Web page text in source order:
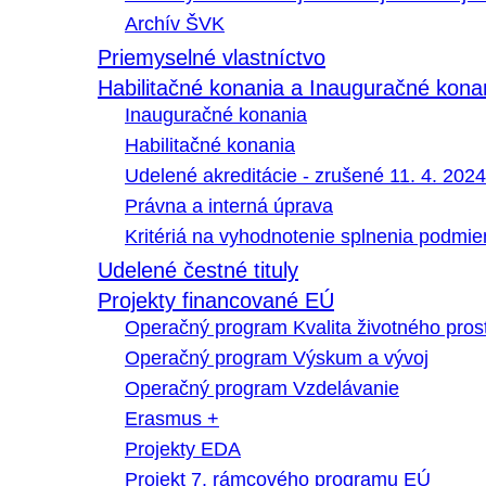
Archív ŠVK
Priemyselné vlastníctvo
Habilitačné konania a Inauguračné
Inauguračné konania
Habilitačné konania
Udelené akreditácie - zrušené 11. 4. 2024
Právna a interná úprava
Kritériá na vyhodnotenie splnenia
Udelené čestné tituly
Projekty financované EÚ
Operačný program Kvalita životného
Operačný program Výskum a vývoj
Operačný program Vzdelávanie
Erasmus +
Projekty EDA
Projekt 7. rámcového programu EÚ